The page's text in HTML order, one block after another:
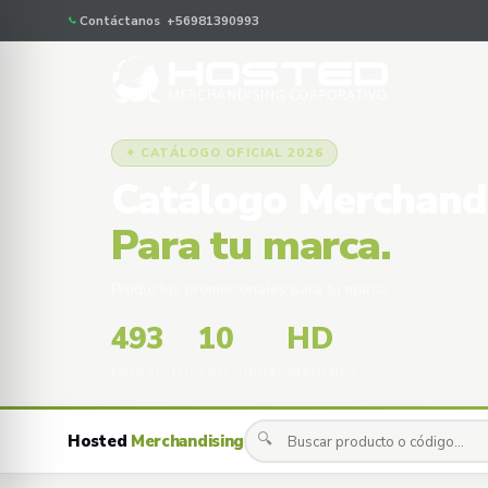
Contáctanos +56981390993
✦ CATÁLOGO OFICIAL 2026
Para tu marca.
493 10 HD
Hosted Merchandising 🔍